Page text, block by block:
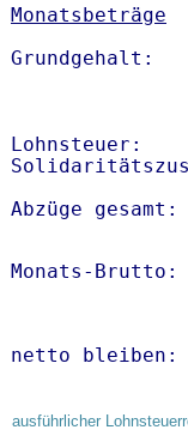
Monatsbeträge
Lohnsteuer:
Abzüge
netto
ausführlicher